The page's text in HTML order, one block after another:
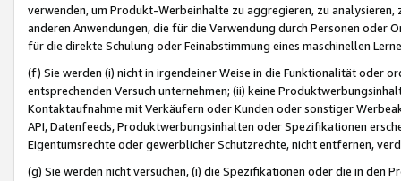
verwenden, um Produkt-Werbeinhalte zu aggregieren, zu
anderen Anwendungen, die für die Verwendung durch Personen
für die direkte Schulung oder Feinabstimmung eines maschinellen
(f) Sie werden (i) nicht in irgendeiner Weise in die Funktionalität oder
entsprechenden Versuch unternehmen; (ii) keine
Kontaktaufnahme mit Verkäufern oder Kunden oder sonstiger
API, Datenfeeds, Produktwerbungsinhalten oder Spezifikationen
Eigentumsrechte oder gewerblicher Schutzrechte, nicht entfernen,
(g) Sie werden nicht versuchen, (i) die Spezifikationen oder die in